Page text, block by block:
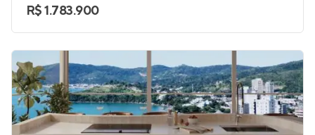
R$ 1.783.900